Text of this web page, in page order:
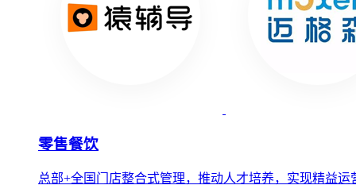
零售餐饮
总部+全国门店整合式管理，推动人才培养，实现精益运